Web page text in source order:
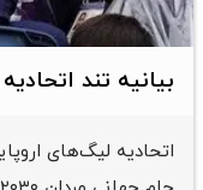
بیانیه تند
اتحادیه لیگ‌های